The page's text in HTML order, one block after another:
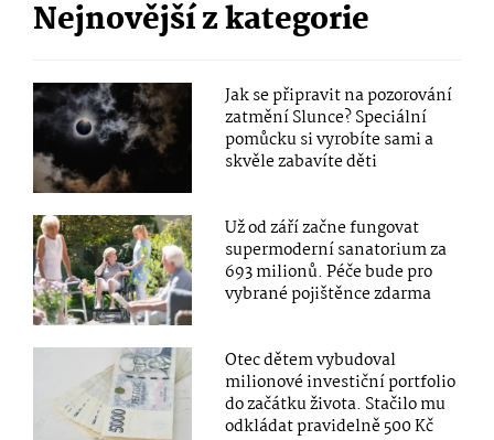
Nejnovější z kategorie
Jak se připravit na pozorování
zatmění Slunce? Speciální
pomůcku si vyrobíte sami a
skvěle zabavíte děti
Už od září začne fungovat
supermoderní sanatorium za
693 milionů. Péče bude pro
vybrané pojištěnce zdarma
Otec dětem vybudoval
milionové investiční portfolio
do začátku života. Stačilo mu
odkládat pravidelně 500 Kč